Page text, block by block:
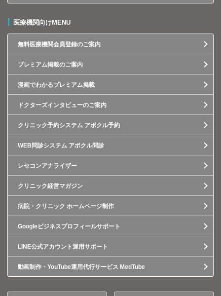
医療機関向けMENU
無料医療機関会員登録のご案内
プレミアム掲載のご案内
漫画でわかるプレミアム掲載
ドクターズインタビューのご案内
クリニック予約システム アポクル予約
WEB問診システム アポクル問診
レセコンアナライザー
クリニック経営マガジン
病院・クリニック ホームページ制作
Googleビジネスプロフィールサポート
LINE公式アカウント運用サポート
動画制作・YouTube運用代行サービス MedTube